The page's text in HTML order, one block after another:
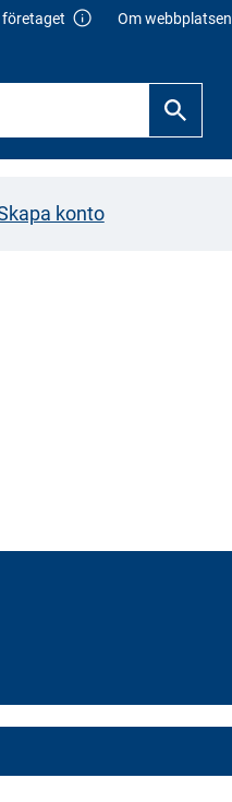
företaget Om webbplatsen
konto